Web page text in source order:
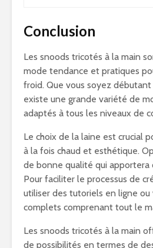
Conclusion
Les snoods tricotés à la main
mode tendance et pratiques
froid. Que vous soyez
existe une grande variété de
adaptés à tous les niveaux de
Le choix de la laine est crucial
à la fois chaud et esthétique.
de bonne qualité qui apportera
Pour faciliter le processus de
utiliser des tutoriels en ligne ou
complets comprenant tout le
Les snoods tricotés à la main
de possibilités en termes de